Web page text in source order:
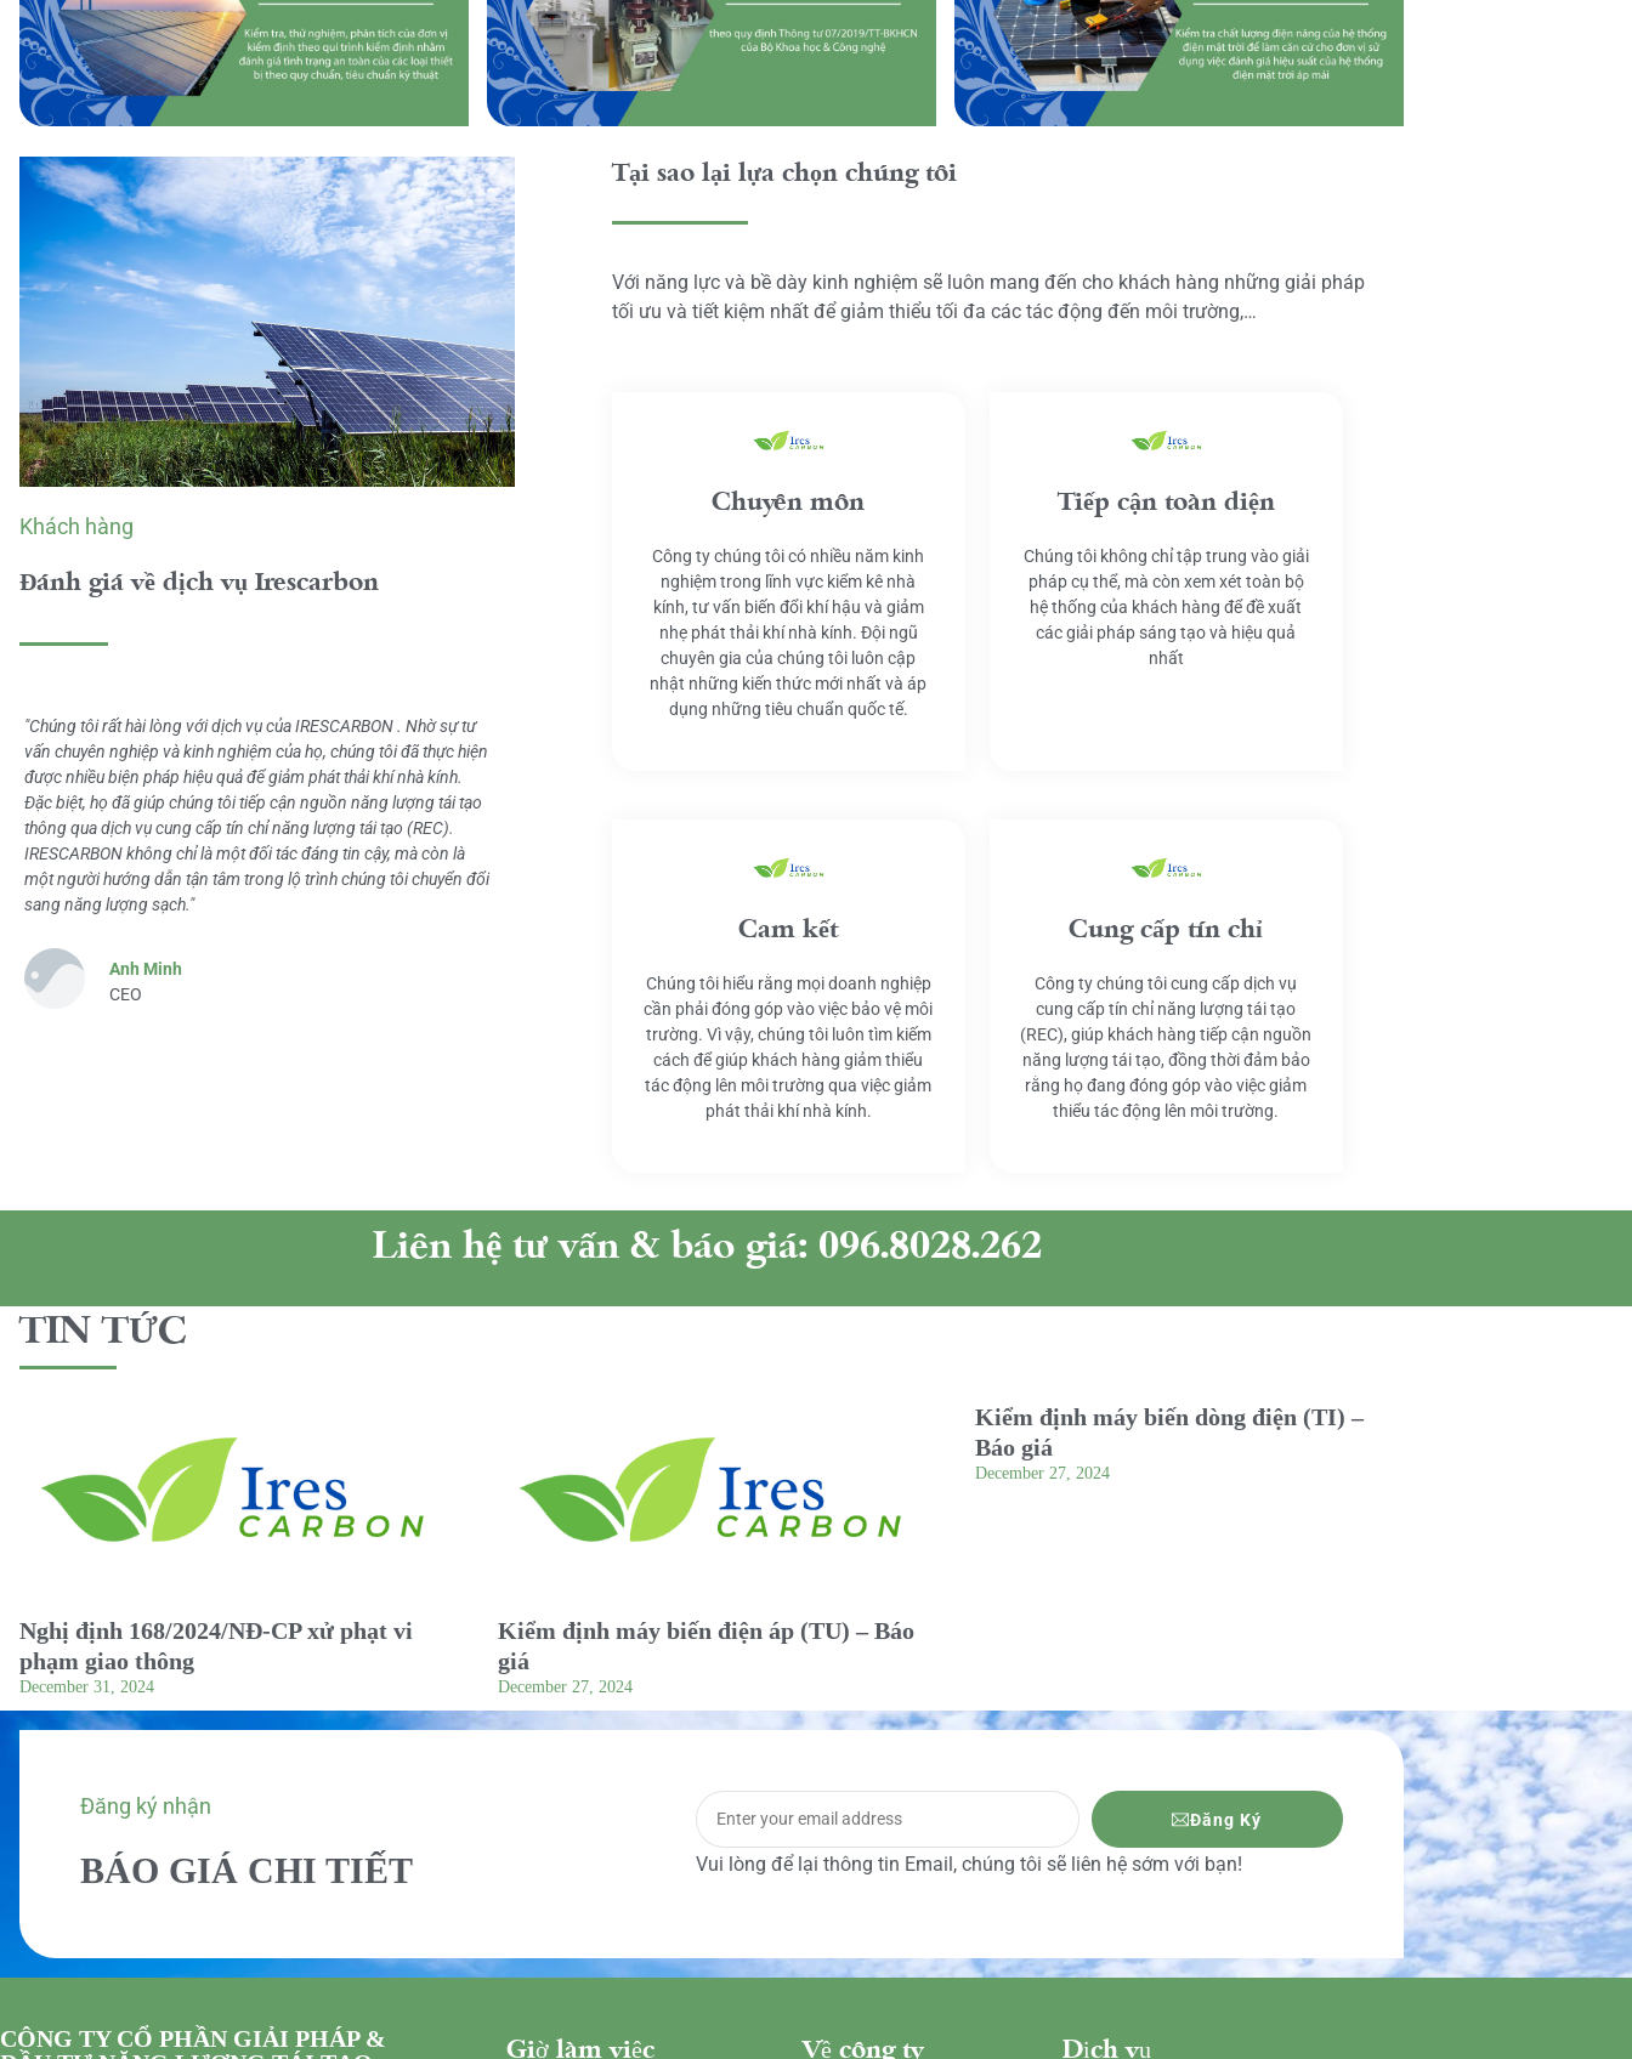
Khách hàng
Đánh giá về dịch vụ Irescarbon
"Chúng tôi rất hài lòng với dịch vụ của IRESCARBON . Nhờ sự tư
vấn chuyên nghiệp và kinh nghiệm của họ, chúng tôi đã thực hiện
được nhiều biện pháp hiệu quả để giảm phát thải khí nhà kính.
Đặc biệt, họ đã giúp chúng tôi tiếp cận nguồn năng lượng tái tạo
thông qua dịch vụ cung cấp tín chỉ năng lượng tái tạo (REC).
IRESCARBON không chỉ là một đối tác đáng tin cậy, mà còn là
một người hướng dẫn tận tâm trong lộ trình chúng tôi chuyển đổi
sang năng lượng sạch."
Anh Minh
CEO
Tại sao lại lựa chọn chúng tôi
Với năng lực và bề dày kinh nghiệm sẽ luôn mang đến cho khách hàng những giải pháp
tối ưu và tiết kiệm nhất để giảm thiểu tối đa các tác động đến môi trường,…
Chuyên môn
Công ty chúng tôi có nhiều năm kinh
nghiệm trong lĩnh vực kiểm kê nhà
kính, tư vấn biến đổi khí hậu và giảm
nhẹ phát thải khí nhà kính. Đội ngũ
chuyên gia của chúng tôi luôn cập
nhật những kiến thức mới nhất và áp
dụng những tiêu chuẩn quốc tế.
Tiếp cận toàn diện
Chúng tôi không chỉ tập trung vào giải
pháp cụ thể, mà còn xem xét toàn bộ
hệ thống của khách hàng để đề xuất
các giải pháp sáng tạo và hiệu quả
nhất
Cam kết
Chúng tôi hiểu rằng mọi doanh nghiệp
cần phải đóng góp vào việc bảo vệ môi
trường. Vì vậy, chúng tôi luôn tìm kiếm
cách để giúp khách hàng giảm thiểu
tác động lên môi trường qua việc giảm
phát thải khí nhà kính.
Cung cấp tín chỉ
Công ty chúng tôi cung cấp dịch vụ
cung cấp tín chỉ năng lượng tái tạo
(REC), giúp khách hàng tiếp cận nguồn
năng lượng tái tạo, đồng thời đảm bảo
rằng họ đang đóng góp vào việc giảm
thiểu tác động lên môi trường.
Liên hệ tư vấn & báo giá: 096.8028.262
TIN TỨC
Nghị định 168/2024/NĐ-CP xử phạt vi
phạm giao thông
December 31, 2024
Kiểm định máy biến điện áp (TU) – Báo
giá
December 27, 2024
Kiểm định máy biến dòng điện (TI) –
Báo giá
December 27, 2024
Đăng ký nhận
BÁO GIÁ CHI TIẾT
Đăng Ký
Vui lòng để lại thông tin Email, chúng tôi sẽ liên hệ sớm với bạn!
CÔNG TY CỔ PHẦN GIẢI PHÁP &
Giờ làm việc Về công ty Dịch vụ